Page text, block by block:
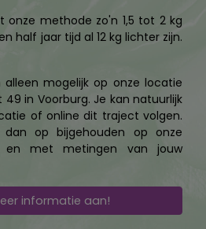
onze methode zo'n 1,5 tot 2 kg
half jaar tijd al 12 kg lichter zijn.
alleen mogelijk op onze locatie
in Voorburg. Je kan natuurlijk
of online dit traject volgen.
op bijgehouden op onze
en met metingen van jouw
informatie aan!